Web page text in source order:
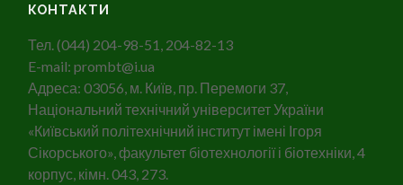
КОНТАКТИ
Тел. (044) 204-98-51, 204-82-13
E-mail: prombt@i.ua
Адреса: 03056, м. Київ, пр. Перемоги 37,
Національний технічний університет України
«Київський політехнічний інститут імені Ігоря
Сікорського», факультет біотехнології і біотехніки, 4
корпус, кімн. 043, 273.